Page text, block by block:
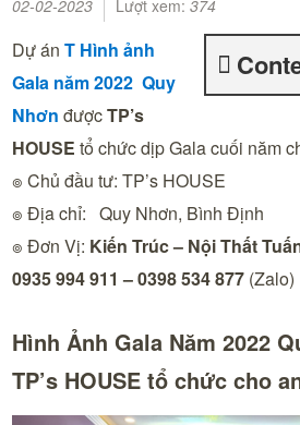
02-02-2023 Lượt xem:374
Dự ánT Hình ảnh
Gala năm 2022 Quy
Nhơn đượcTP’s
HOUSE tổ chức dịp Gala cuối năm
๏ Chủ đầu tư: TP’s HOUSE
๏ Địa chỉ: Quy Nhơn, Bình Định
๏ Đơn Vị: Kiến Trúc – Nội Thất
0935 994 911 – 0398 534 877 (Zalo)
Hình Ảnh Gala Năm 2022
TP’s HOUSE tổ chức cho